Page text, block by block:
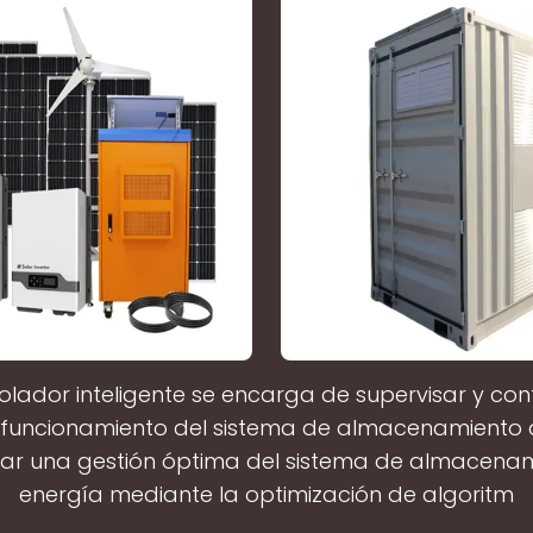
inteligente se encarga de supervisar y
del sistema de almacenamiento
una gestión óptima del sistema de
energía mediante la optimización de algoritm